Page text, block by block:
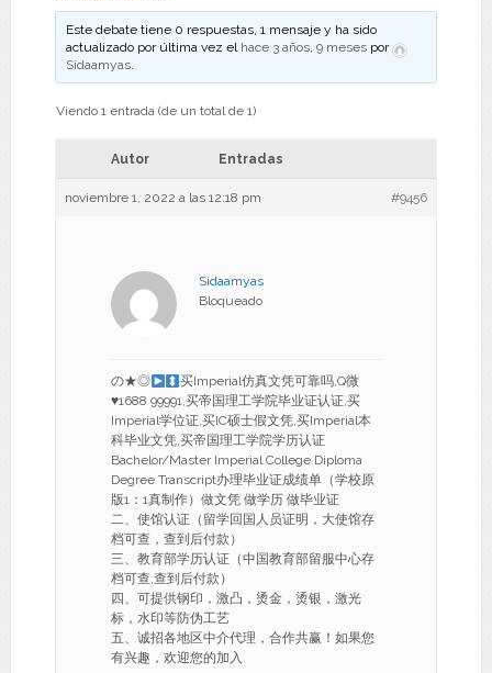
Este debate tiene 0 respuestas, 1 mensaje y ha sido
actualizado por última vez el hace 3 años, 9 meses por
Sidaamyas.
Viendo 1 entrada (de un total de 1)
Autor Entradas
noviembre 1, 2022 a las 12:18 pm #9456
Sidaamyas
Bloqueado
の★◎
买Imperial仿真文凭可靠吗,Q微
♥1688 99991,买帝国理工学院毕业证认证,买
Imperial学位证,买IC硕士假文凭,买Imperial本
科毕业文凭,买帝国理工学院学历认证
Bachelor/Master Imperial College Diploma
Degree Transcript办理毕业证成绩单（学校原
版1：1真制作）做文凭 做学历 做毕业证
二、使馆认证（留学回国人员证明，大使馆存
档可查，查到后付款）
三、教育部学历认证（中国教育部留服中心存
档可查,查到后付款）
四、可提供钢印，激凸，烫金，烫银，激光
标，水印等防伪工艺
五、诚招各地区中介代理，合作共赢！如果您
有兴趣，欢迎您的加入